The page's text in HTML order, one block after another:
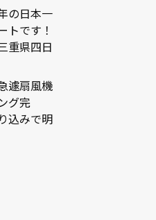
の日本一
トです！
重県四日
遽扇風機
グ完
込みで明